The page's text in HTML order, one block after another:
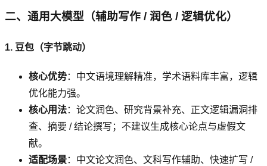
二、通用大模型（辅助写作 / 润色 / 逻辑优化）
1. 豆包（字节跳动）
核心优势：中文语境理解精准，学术语料库丰富，逻辑
优化能力强。
核心用法：论文润色、研究背景补充、正文逻辑漏洞排
查、摘要 / 结论撰写；不建议生成核心论点与虚假文
献。
适配场景：中文论文润色、文科写作辅助、快速扩写 /